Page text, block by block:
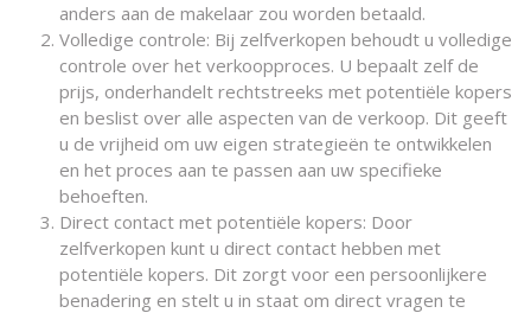
anders aan de makelaar zou worden betaald.
Volledige controle: Bij zelfverkopen behoudt u volledige
controle over het verkoopproces. U bepaalt zelf de
prijs, onderhandelt rechtstreeks met potentiële kopers
en beslist over alle aspecten van de verkoop. Dit geeft
u de vrijheid om uw eigen strategieën te ontwikkelen
en het proces aan te passen aan uw specifieke
behoeften.
Direct contact met potentiële kopers: Door
zelfverkopen kunt u direct contact hebben met
potentiële kopers. Dit zorgt voor een persoonlijkere
benadering en stelt u in staat om direct vragen te